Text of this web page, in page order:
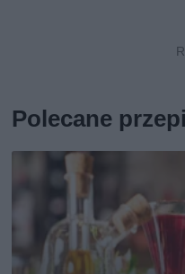
Polecane